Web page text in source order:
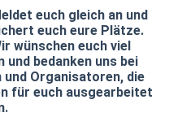
euch gleich an und
euch eure Plätze.
wünschen euch viel
und bedanken uns bei
Organisatoren, die
für euch ausgearbeitet